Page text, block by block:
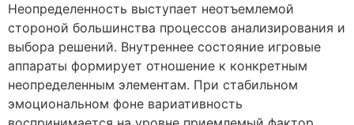
Неопределенность выступает неотъемлемой
стороной большинства процессов анализирования и
выбора решений. Внутреннее состояние игровые
аппараты формирует отношение к конкретным
неопределенным элементам. При стабильном
эмоциональном фоне вариативность